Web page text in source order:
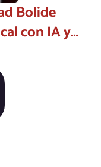
Bolide
con IA y